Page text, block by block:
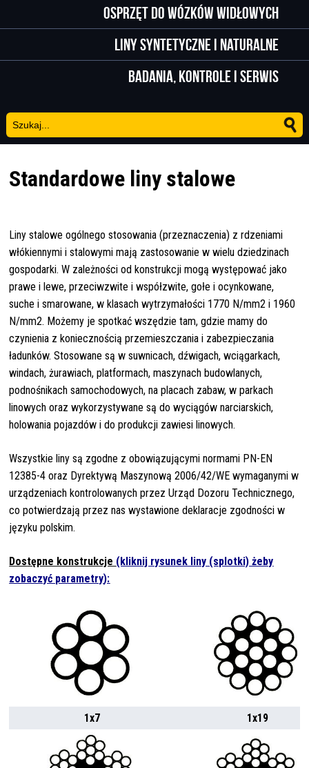
Osprzęt do wózków widłowych
Liny syntetyczne i naturalne
Badania, kontrole i serwis
Standardowe liny stalowe
Liny stalowe ogólnego stosowania (przeznaczenia) z rdzeniami
włókiennymi i stalowymi mają zastosowanie w wielu dziedzinach
gospodarki. W zależności od konstrukcji mogą występować jako
prawe i lewe, przeciwzwite i współzwite, gołe i ocynkowane,
suche i smarowane, w klasach wytrzymałości 1770 N/mm2 i 1960
N/mm2. Możemy je spotkać wszędzie tam, gdzie mamy do
czynienia z koniecznością przemieszczania i zabezpieczania
ładunków. Stosowane są w suwnicach, dźwigach, wciągarkach,
windach, żurawiach, platformach, maszynach budowlanych,
podnośnikach samochodowych, na placach zabaw, w parkach
linowych oraz wykorzystywane są do wyciągów narciarskich,
holowania pojazdów i do produkcji zawiesi linowych.
Wszystkie liny są zgodne z obowiązującymi normami PN-EN
12385-4 oraz Dyrektywą Maszynową 2006/42/WE wymaganymi w
urządzeniach kontrolowanych przez Urząd Dozoru Technicznego,
co potwierdzają przez nas wystawione deklaracje zgodności w
języku polskim.
Dostępne konstrukcje (kliknij rysunek liny (splotki) żeby
zobaczyć parametry):
1x7 1x19